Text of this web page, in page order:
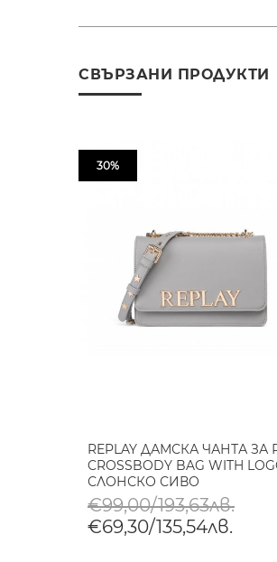
СВЪРЗАНИ ПРОДУКТИ
30%
REPLAY ДАМСКА ЧАНТА ЗА
CROSSBODY BAG WITH
СЛОНСКО СИВО
€99,00/193,63лв.
€69,30/135,54лв.